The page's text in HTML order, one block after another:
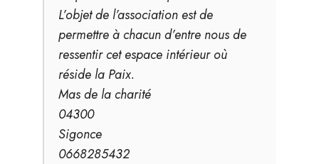
L’objet de l’association est de
permettre à chacun d’entre nous de
ressentir cet espace intérieur où
réside la Paix.
Mas de la charité
04300
Sigonce
0668285432